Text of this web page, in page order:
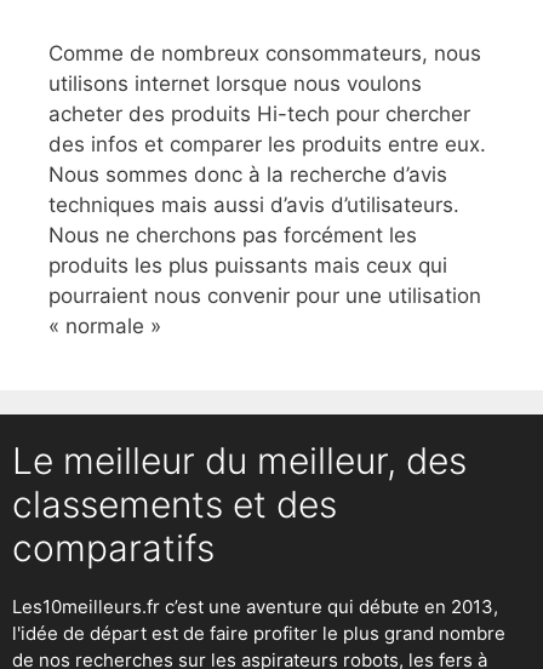
Comme de nombreux consommateurs, nous
utilisons internet lorsque nous voulons
acheter des produits Hi-tech pour chercher
des infos et comparer les produits entre eux.
Nous sommes donc à la recherche d’avis
techniques mais aussi d’avis d’utilisateurs.
Nous ne cherchons pas forcément les
produits les plus puissants mais ceux qui
pourraient nous convenir pour une utilisation
« normale »
Le meilleur du meilleur, des
classements et des
comparatifs
Les10meilleurs.fr c’est une aventure qui débute en 2013,
l'idée de départ est de faire profiter le plus grand nombre
de nos recherches sur les aspirateurs robots, les fers à